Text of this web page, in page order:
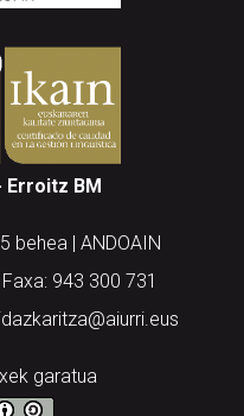
Erroitz BM
behea | ANDOAIN
943 300 731
garatua